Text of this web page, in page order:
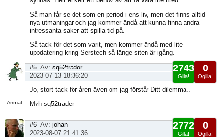
Så man får se det som en period i ens liv, men det finns alltid
nya utmaningar och jag kommer ändå att kunna finna andra
intressanta saker att spilla tid på.
Så tack för det som varit, men kommer ändå med lite
uppdatering kring Serstech så länge siten är igång.
Anmäl
0
Ogilla!
2743
Gilla!
#5 Av: sq52trader
2023-07-13 18:36:20
Jo, stort tack för åren även om jag förstår Ditt dilemma..
Mvh sq52trader
0
Ogilla!
2772
Gilla!
#6 Av: johan
2023-08-07 21:41:36